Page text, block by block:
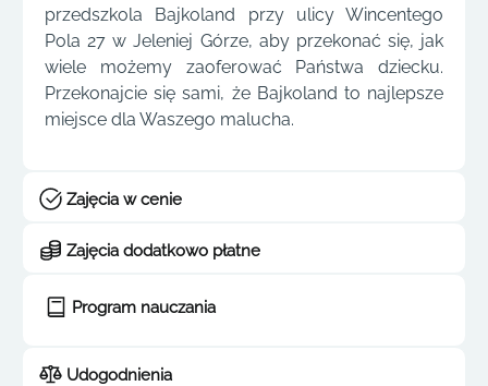
przedszkola Bajkoland przy ulicy Wincentego
Pola 27 w Jeleniej Górze, aby przekonać się, jak
wiele możemy zaoferować Państwa dziecku.
Przekonajcie się sami, że Bajkoland to najlepsze
miejsce dla Waszego malucha.
Zajęcia w cenie
Zajęcia dodatkowo płatne
Program nauczania
Udogodnienia